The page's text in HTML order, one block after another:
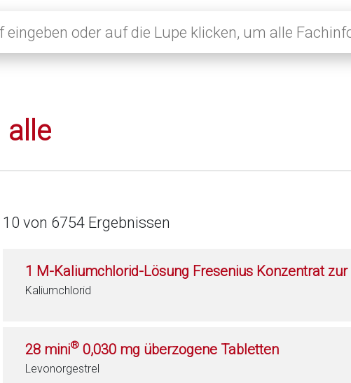
alle
10 von 6754 Ergebnissen
1 M-Kaliumchlorid-Lösung Fresenius Konzentrat
Kaliumchlorid
28 mini® 0,030 mg überzogene Tabletten
Levonorgestrel